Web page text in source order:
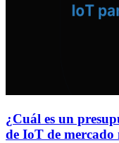
¿Cuál es un
de IoT de mercado